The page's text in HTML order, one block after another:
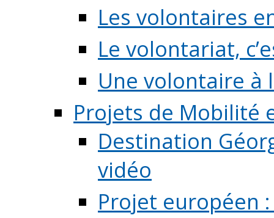
Les volontaires
Le volontariat,
Une volontaire à
Projets de Mobilité
Destination
vidéo
Projet européen